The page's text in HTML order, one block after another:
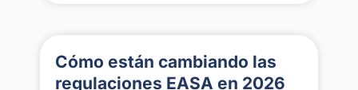
Cómo están cambiando las
regulaciones EASA en 2026